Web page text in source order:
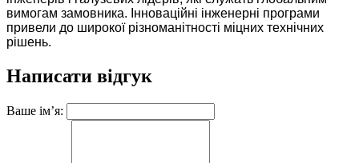
вимогам замовника. Інноваційні інженерні програми
привели до широкої різноманітності міцних технічних
рішень.
Написати відгук
Ваше ім’я: